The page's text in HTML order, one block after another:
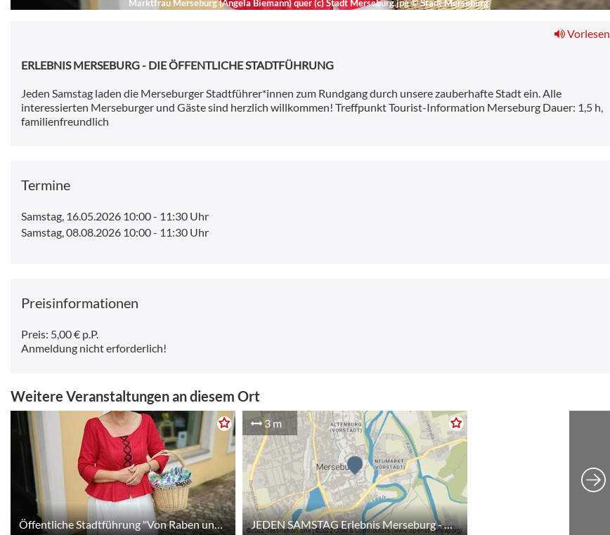
Marktfrau Merseburg (Angela Biemann) quer (c) Stadt Merseburg.jpg©Stadt Merseburg
Vorlesen
ERLEBNIS MERSEBURG - DIE ÖFFENTLICHE STADTFÜHRUNG
Jeden Samstag laden die Merseburger Stadtführer*innen zum Rundgang durch unsere zauberhafte Stadt ein. Alle
interessierten Merseburger und Gäste sind herzlich willkommen! Treffpunkt Tourist-Information Merseburg Dauer: 1,5 h,
familienfreundlich
Termine
Samstag, 16.05.2026 10:00- 11:30 Uhr
Samstag, 08.08.2026 10:00- 11:30 Uhr
Preisinformationen
Preis: 5,00 € p.P.
Anmeldung nicht erforderlich!
Weitere Veranstaltungen an diesem Ort
Öffentliche Stadtführung "Von Raben und Zaubersprüchen"
3 m
JEDEN SAMSTAG Erlebnis Merseburg - Die Öffentliche Stadtführung